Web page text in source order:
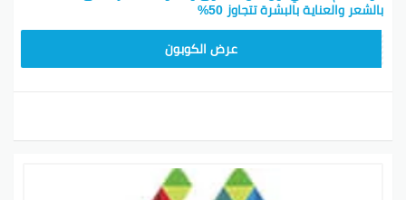
بالشعر والعناية بالبشرة تتجاوز 50%
عرض الكوبون